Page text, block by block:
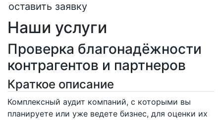
оставить заявку
Наши услуги
Проверка благонадёжности
контрагентов и партнеров
Краткое описание
Комплексный аудит компаний, с которыми вы
планируете или уже ведете бизнес, для оценки их